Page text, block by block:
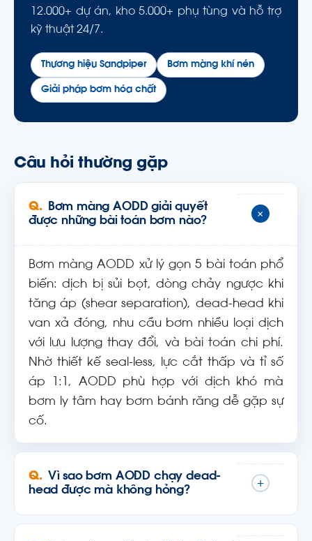
12.000+ dự án, kho 5.000+ phụ tùng và hỗ trợ
kỹ thuật 24/7.
Thương hiệu Sandpiper Bơm màng khí nén
Giải pháp bơm hóa chất
Câu hỏi thường gặp
Bơm màng AODD giải quyết
được những bài toán bơm nào?
+
Bơm màng AODD xử lý gọn 5 bài toán phổ
biến: dịch bị sủi bọt, dòng chảy ngược khi
tăng áp (shear separation), dead-head khi
van xả đóng, nhu cầu bơm nhiều loại dịch
với lưu lượng thay đổi, và bài toán chi phí.
Nhờ thiết kế seal-less, lực cắt thấp và tỉ số
áp 1:1, AODD phù hợp với dịch khó mà
bơm ly tâm hay bơm bánh răng dễ gặp sự
cố.
Vì sao bơm AODD chạy dead-
head được mà không hỏng?
+